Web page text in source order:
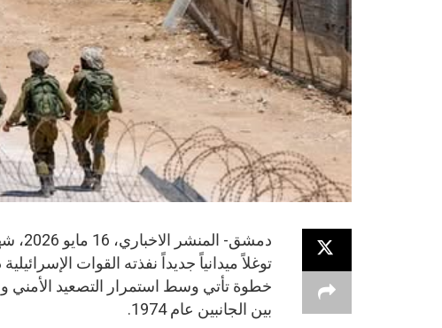
توغلاً ميدانياً جديداً نفذته القوات
خطوة تأتي وسط استمرار التصعيد الأمني
بين الجانبين عام 1974.